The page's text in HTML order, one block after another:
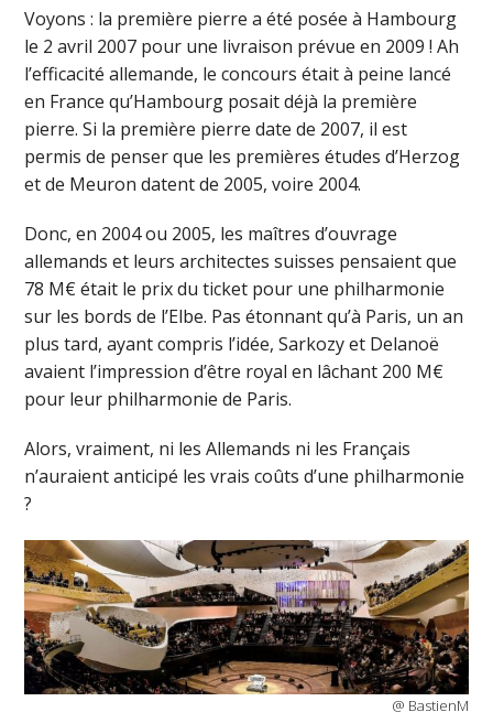
Voyons : la première pierre a été posée à Hambourg
le 2 avril 2007 pour une livraison prévue en 2009 ! Ah
l’efficacité allemande, le concours était à peine lancé
en France qu’Hambourg posait déjà la première
pierre. Si la première pierre date de 2007, il est
permis de penser que les premières études d’Herzog
et de Meuron datent de 2005, voire 2004.
Donc, en 2004 ou 2005, les maîtres d’ouvrage
allemands et leurs architectes suisses pensaient que
78 M€ était le prix du ticket pour une philharmonie
sur les bords de l’Elbe. Pas étonnant qu’à Paris, un an
plus tard, ayant compris l’idée, Sarkozy et Delanoë
avaient l’impression d’être royal en lâchant 200 M€
pour leur philharmonie de Paris.
Alors, vraiment, ni les Allemands ni les Français
n’auraient anticipé les vrais coûts d’une philharmonie
?
@ BastienM